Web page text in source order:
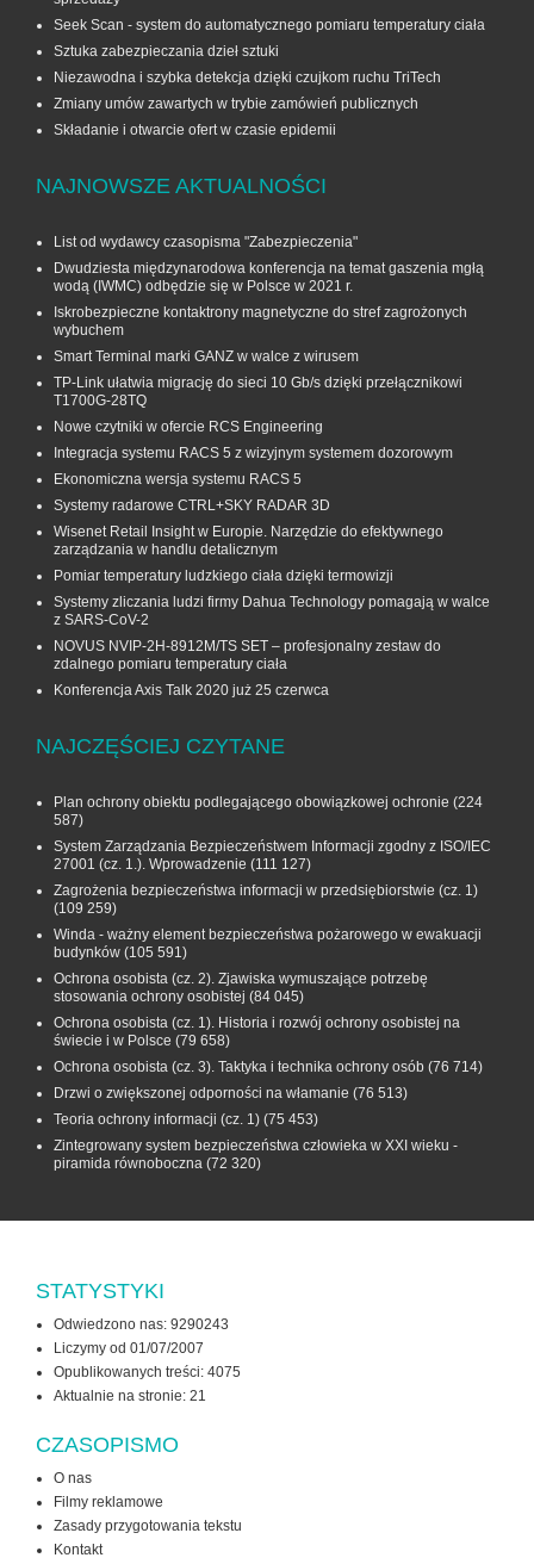
Seek Scan - system do automatycznego pomiaru temperatury ciała
Sztuka zabezpieczania dzieł sztuki
Niezawodna i szybka detekcja dzięki czujkom ruchu TriTech
Zmiany umów zawartych w trybie zamówień publicznych
Składanie i otwarcie ofert w czasie epidemii
NAJNOWSZE AKTUALNOŚCI
List od wydawcy czasopisma "Zabezpieczenia"
Dwudziesta międzynarodowa konferencja na temat gaszenia mgłą
wodą (IWMC) odbędzie się w Polsce w 2021 r.
Iskrobezpieczne kontaktrony magnetyczne do stref zagrożonych
wybuchem
Smart Terminal marki GANZ w walce z wirusem
TP-Link ułatwia migrację do sieci 10 Gb/s dzięki przełącznikowi
T1700G‑28TQ
Nowe czytniki w ofercie RCS Engineering
Integracja systemu RACS 5 z wizyjnym systemem dozorowym
Ekonomiczna wersja systemu RACS 5
Systemy radarowe CTRL+SKY RADAR 3D
Wisenet Retail Insight w Europie. Narzędzie do efektywnego
zarządzania w handlu detalicznym
Pomiar temperatury ludzkiego ciała dzięki termowizji
Systemy zliczania ludzi firmy Dahua Technology pomagają w walce
z SARS-CoV-2
NOVUS NVIP-2H-8912M/TS SET – profesjonalny zestaw do
zdalnego pomiaru temperatury ciała
Konferencja Axis Talk 2020 już 25 czerwca
NAJCZĘŚCIEJ CZYTANE
Plan ochrony obiektu podlegającego obowiązkowej ochronie (224
587)
System Zarządzania Bezpieczeństwem Informacji zgodny z ISO/IEC
27001 (cz. 1.). Wprowadzenie (111 127)
Zagrożenia bezpieczeństwa informacji w przedsiębiorstwie (cz. 1)
(109 259)
Winda - ważny element bezpieczeństwa pożarowego w ewakuacji
budynków (105 591)
Ochrona osobista (cz. 2). Zjawiska wymuszające potrzebę
stosowania ochrony osobistej (84 045)
Ochrona osobista (cz. 1). Historia i rozwój ochrony osobistej na
świecie i w Polsce (79 658)
Ochrona osobista (cz. 3). Taktyka i technika ochrony osób (76 714)
Drzwi o zwiększonej odporności na włamanie (76 513)
Teoria ochrony informacji (cz. 1) (75 453)
Zintegrowany system bezpieczeństwa człowieka w XXI wieku -
piramida równoboczna (72 320)
STATYSTYKI
Odwiedzono nas: 9290243
Liczymy od 01/07/2007
Opublikowanych treści: 4075
Aktualnie na stronie: 21
CZASOPISMO
O nas
Filmy reklamowe
Zasady przygotowania tekstu
Kontakt